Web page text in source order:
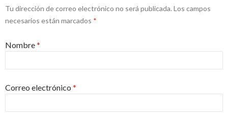
Tu dirección de correo electrónico no será publicada. Los campos
necesarios están marcados *
Nombre*
Correo electrónico *